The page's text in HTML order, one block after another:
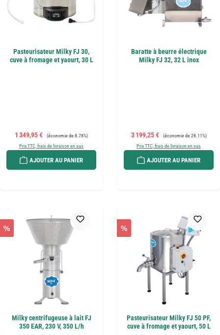
Pasteurisateur Milky FJ 30,
cuve à fromage et yaourt, 30 L
Prix de vente :
1 349,95 € Prix régulier :
(économie de 8.78%)
Prix TTC, frais de livraison en sus
AJOUTER AU PANIER
Baratte à beurre électrique
Milky FJ 32, 32 L inox
Prix de vente :
3 199,25 € Prix régulier :
(économie de 28.11%)
Prix TTC, frais de livraison en sus
AJOUTER AU PANIER
%
Milky centrifugeuse à lait FJ
350 EAR, 230 V, 350 L/h
%
Pasteurisateur Milky FJ 50 PF,
cuve à fromage et yaourt, 50 L